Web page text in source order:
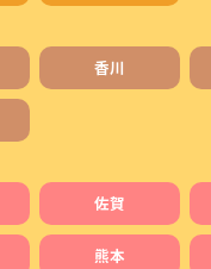
香川
佐賀
熊本